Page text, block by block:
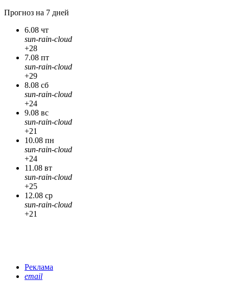
Прогноз на 7 дней
6.08 чт
sun-rain-cloud
+28
7.08 пт
sun-rain-cloud
+29
8.08 сб
sun-rain-cloud
+24
9.08 вс
sun-rain-cloud
+21
10.08 пн
sun-rain-cloud
+24
11.08 вт
sun-rain-cloud
+25
12.08 ср
sun-rain-cloud
+21
Реклама
email